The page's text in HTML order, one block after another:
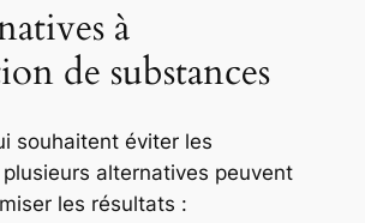
à
de substances
souhaitent éviter les
alternatives peuvent
les résultats :